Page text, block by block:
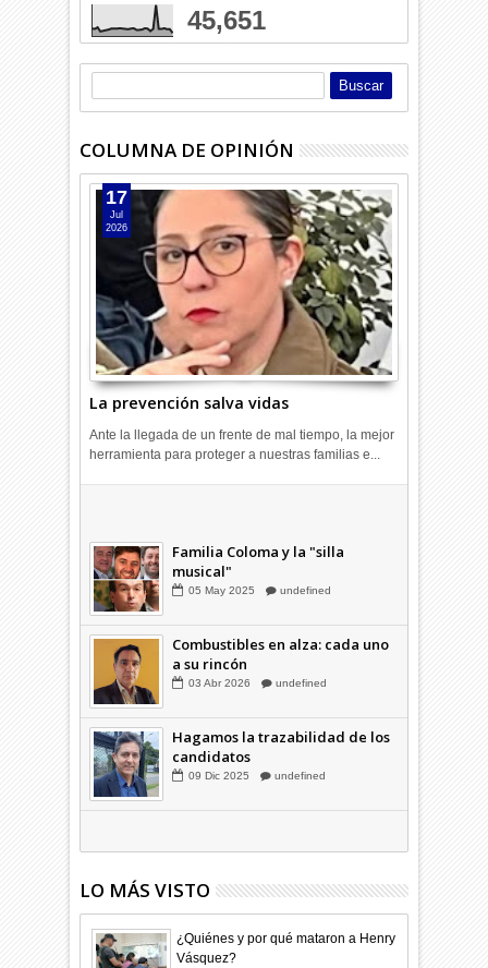
45,651
COLUMNA DE OPINIÓN
La prevención salva vidas
17
Jul
2026
Ante la llegada de un frente de mal tiempo, la mejor
herramienta para proteger a nuestras familias e...
Familia Coloma y la "silla
Combustibles en alza: cada uno
Hagamos la trazabilidad de los
LO MÁS VISTO
¿Quiénes y por qué mataron a Henry
Vásquez?